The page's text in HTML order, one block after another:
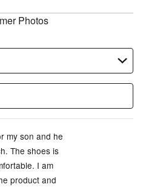
Photos
my son and he
The shoes is
I am
product and